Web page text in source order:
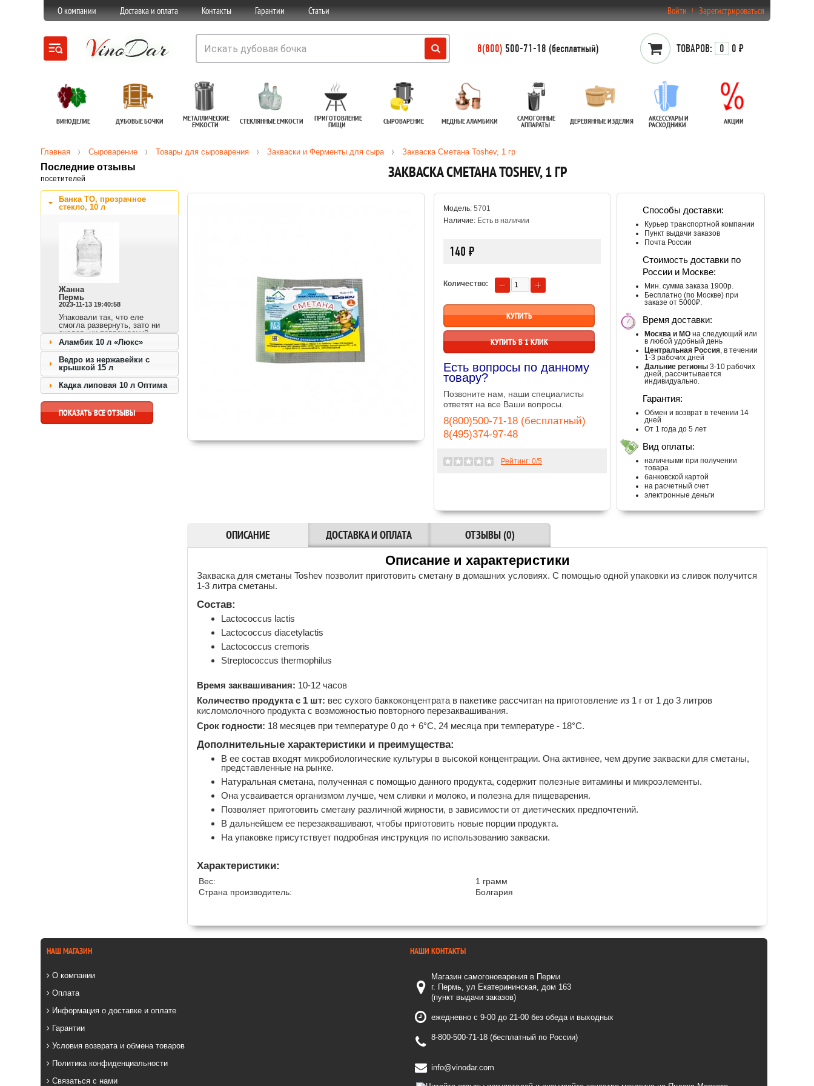
О компании Доставка и оплата Контакты Гарантии Статьи Войти Зарегистрироваться
8(800) 500-71-18 (бесплатный) ТОВАРОВ: 0 0 ₽
ВИНОДЕЛИЕ ДУБОВЫЕ БОЧКИ МЕТАЛЛИЧЕСКИЕ
ЕМКОСТИ СТЕКЛЯННЫЕ ЕМКОСТИ ПРИГОТОВЛЕНИЕ
ПИЩИ СЫРОВАРЕНИЕ МЕДНЫЕ АЛАМБИКИ САМОГОННЫЕ
АППАРАТЫ ДЕРЕВЯННЫЕ ИЗДЕЛИЯ АКСЕССУАРЫ И
РАСХОДНИКИ АКЦИИ
Главная Сыроварение Товары для сыроварения Закваски и Ферменты для сыра Закваска Сметана Toshev, 1 гр
Последние отзывы
посетителей
Банка ТО, прозрачное
стекло, 10 л
Жанна
Пермь
2023-11-13 19:40:58
Упаковали так, что еле
смогла развернуть, зато ни
сколов, ни повреждений.
Сразу видно,
ответственный продавец и
доставка быстрая.
перейти к товару >>
Аламбик 10 л «Люкс»
Ведро из нержавейки с
крышкой 15 л
Кадка липовая 10 л Оптима
ПОКАЗАТЬ ВСЕ ОТЗЫВЫ
ЗАКВАСКА СМЕТАНА TOSHEV, 1 ГР
Модель: 5701
Наличие: Есть в наличии
140 ₽
Количество:
КУПИТЬ В 1 КЛИК
Есть вопросы по данному
товару?
Позвоните нам, наши специалисты
ответят на все Ваши вопросы.
8(800)500-71-18 (бесплатный)
8(495)374-97-48
Рейтинг: 0/5
Способы доставки:
Курьер транспортной компании
Пункт выдачи заказов
Почта России
Стоимость доставки по
России и Москве:
Мин. сумма заказа 1900р.
Бесплатно (по Москве) при
заказе от 5000₽.
Время доставки:
Москва и МО на следующий или
в любой удобный день
Центральная Россия, в течении
1-3 рабочих дней
Дальние регионы 3-10 рабочих
дней, рассчитывается
индивидуально.
Гарантия:
Обмен и возврат в течении 14
дней
От 1 года до 5 лет
Вид оплаты:
наличными при получении
товара
банковской картой
на расчетный счет
электронные деньги
ОПИСАНИЕ ДОСТАВКА И ОПЛАТА ОТЗЫВЫ (0)
Описание и характеристики
Закваска для сметаны Toshev позволит приготовить сметану в домашних условиях. С помощью одной упаковки из сливок получится
1-3 литра сметаны.
Состав:
Lactococcus lactis
Lactococcus diacetylactis
Lactococcus cremoris
Streptococcus thermophilus
Время заквашивания: 10-12 часов
Количество продукта с 1 шт: вес сухого баккоконцентрата в пакетике рассчитан на приготовление из 1 г от 1 до 3 литров
кисломолочного продукта с возможностью повторного перезаквашивания.
Срок годности: 18 месяцев при температуре 0 до + 6°С, 24 месяца при температуре - 18°С.
Дополнительные характеристики и преимущества:
В ее состав входят микробиологические культуры в высокой концентрации. Она активнее, чем другие закваски для сметаны,
представленные на рынке.
Натуральная сметана, полученная с помощью данного продукта, содержит полезные витамины и микроэлементы.
Она усваивается организмом лучше, чем сливки и молоко, и полезна для пищеварения.
Позволяет приготовить сметану различной жирности, в зависимости от диетических предпочтений.
В дальнейшем ее перезаквашивают, чтобы приготовить новые порции продукта.
На упаковке присутствует подробная инструкция по использованию закваски.
Характеристики:
Вес:
1 грамм
Страна производитель:
Болгария
НАШ МАГАЗИН
О компании
Оплата
Информация о доставке и оплате
Гарантии
Условия возврата и обмена товаров
Политика конфиденциальности
Связаться с нами
НАШИ КОНТАКТЫ
Магазин самогоноварения в Перми
г. Пермь, ул Екатерининская, дом 163
(пункт выдачи заказов)
ежедневно с 9-00 до 21-00 без обеда и выходных
8-800-500-71-18 (бесплатный по России)
info@vinodar.com